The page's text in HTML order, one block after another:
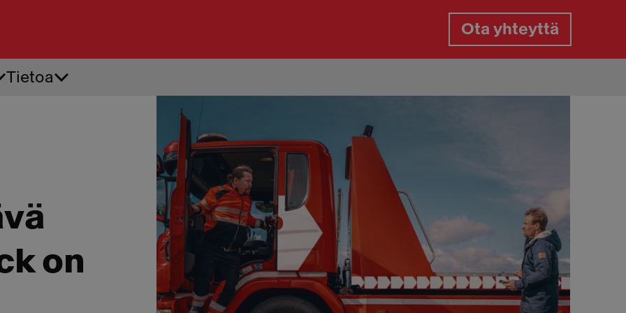
Ota yhteyttä
Auton käynnistysapu
Auton oven avaus
Rengasrikko päivystys
Renkaan paikkaus tien päällä
Renkaanvaihto tien päällä
Renkaiden vaihto kotipihassa
Tietoa
on